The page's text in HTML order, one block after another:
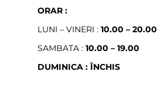
ORAR :
LUNI – VINERI : 10.00 – 20.00
SAMBATA : 10.00 – 19.00
DUMINICA : ÎNCHIS